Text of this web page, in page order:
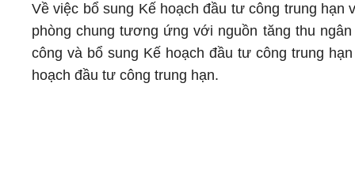
Về việc bổ sung Kế hoạch đầu tư công trung
phòng chung tương ứng với nguồn tăng thu
công và bổ sung Kế hoạch đầu tư công trung
hoạch đầu tư công trung hạn.